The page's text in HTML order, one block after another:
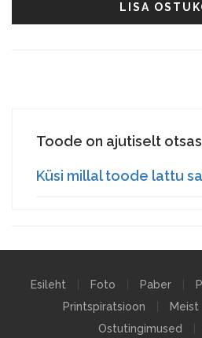
LISA
Toode on ajutiselt
Küsi millal toode lattu
Esileht Foto Paber
Printspiratsioon
Meist
Ostutingimused